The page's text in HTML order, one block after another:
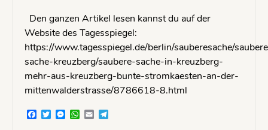
Den ganzen Artikel lesen kannst du auf der
Website des Tagesspiegel:
https://www.tagesspiegel.de/berlin/sauberesache/
sache-kreuzberg/saubere-sache-in-kreuzberg-
mehr-aus-kreuzberg-bunte-stromkaesten-an-der-
mittenwalderstrasse/8786618-8.html
Facebook
TwitterMessenger
WhatsApp
Email